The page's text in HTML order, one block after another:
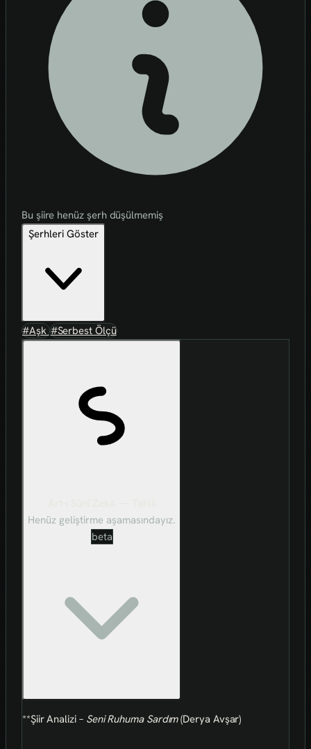
Bu şiire henüz şerh düşülmemiş
Şerhleri Göster
#Aşk#Serbest Ölçü
Henüz geliştirme aşamasındayız.
beta
**Şiir Analizi – Seni Ruhuma Sardım(Derya Avşar)